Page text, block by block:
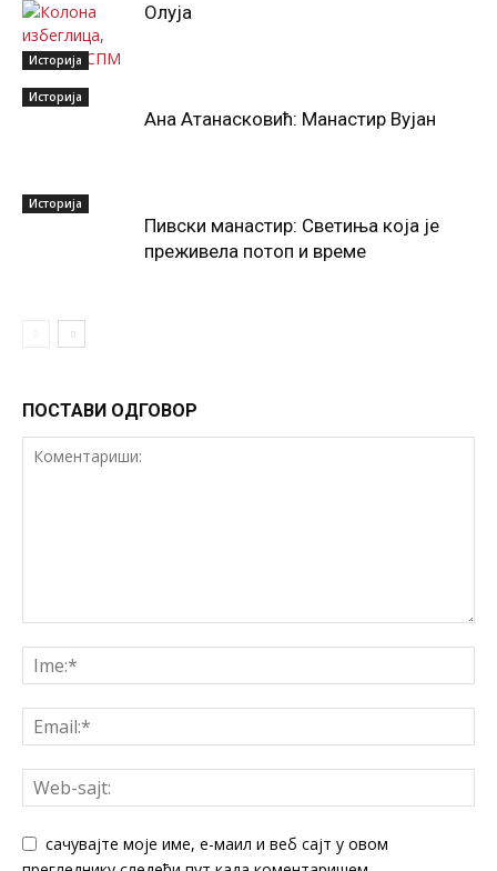
Историја
Олуја
Историја
Ана Атанасковић: Манастир Вујан
Историја
Пивски манастир: Светиња која је
преживела потоп и време
ПОСТАВИ ОДГОВОР
сачувајте моје име, е-маил и веб сајт у овом